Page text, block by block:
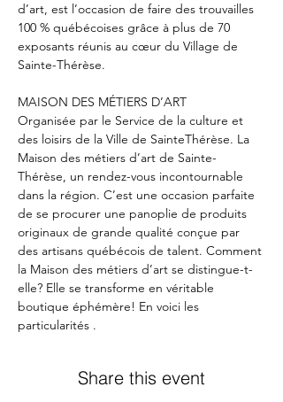
d’art, est l’occasion de faire des trouvailles
100 % québécoises grâce à plus de 70
exposants réunis au cœur du Village de
Sainte-Thérèse.
MAISON DES MÉTIERS D’ART
Organisée par le Service de la culture et
des loisirs de la Ville de SainteThérèse. La
Maison des métiers d’art de Sainte-
Thérèse, un rendez-vous incontournable
dans la région. C’est une occasion parfaite
de se procurer une panoplie de produits
originaux de grande qualité conçue par
des artisans québécois de talent. Comment
la Maison des métiers d’art se distingue-t-
elle? Elle se transforme en véritable
boutique éphémère! En voici les
particularités .
Share this event